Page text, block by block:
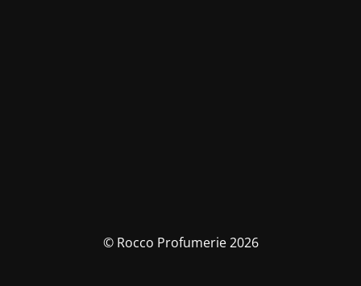
© Rocco Profumerie 2026